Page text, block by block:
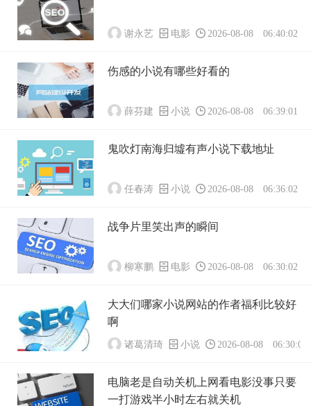
谢永艺 电影 2026-08-08 06:40:02
伤感的小说有哪些好看的
薛芬建 小说 2026-08-08 06:39:01
鬼吹灯南海归墟有声小说下载地址
任春涛 小说 2026-08-08 06:36:02
战争片里笑出声的瞬间
柳寒鹏 电影 2026-08-08 06:30:02
大大们哪家小说网站的作者福利比较好
啊
诸葛清琦 小说 2026-08-08 06:30:02
电脑老是自动关机上网看电影没事只要
一打游戏半小时左右就关机